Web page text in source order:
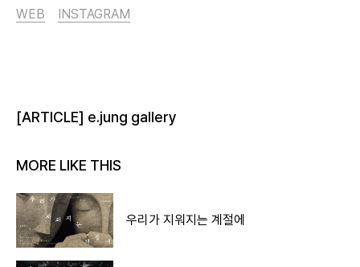
WEB INSTAGRAM
[ARTICLE] e.jung gallery
MORE LIKE THIS
우리가 지워지는 계절에